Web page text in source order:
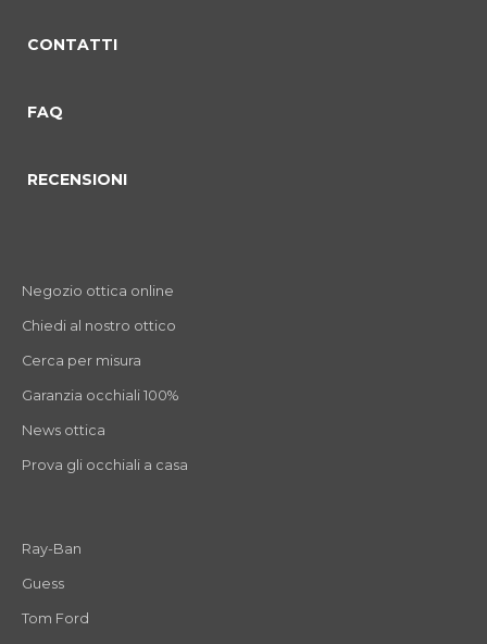
CONTATTI
FAQ
RECENSIONI
Negozio ottica online
Chiedi al nostro ottico
Cerca per misura
Garanzia occhiali 100%
News ottica
Prova gli occhiali a casa
Ray-Ban
Guess
Tom Ford